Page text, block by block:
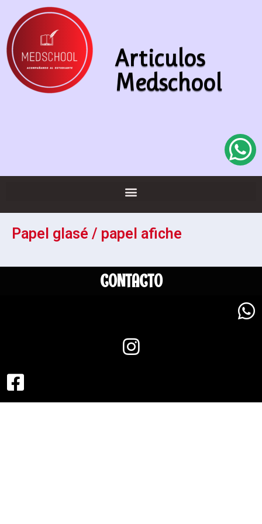
Articulos
Medschool
Papel glasé / papel afiche
CONTACTO